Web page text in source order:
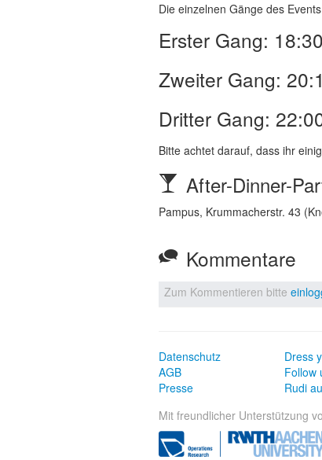
Die einzelnen Gänge des
Erster Gang:
Zweiter Gang:
Dritter Gang:
Bitte achtet darauf, dass ihr
After-Dinner-
Pampus, Krummacherstr. 43
Kommentare
Zum Kommentieren bitte
Datenschutz
AGB
Presse
Dress
Follow
Rudi
Mit freundlicher Unterstützung